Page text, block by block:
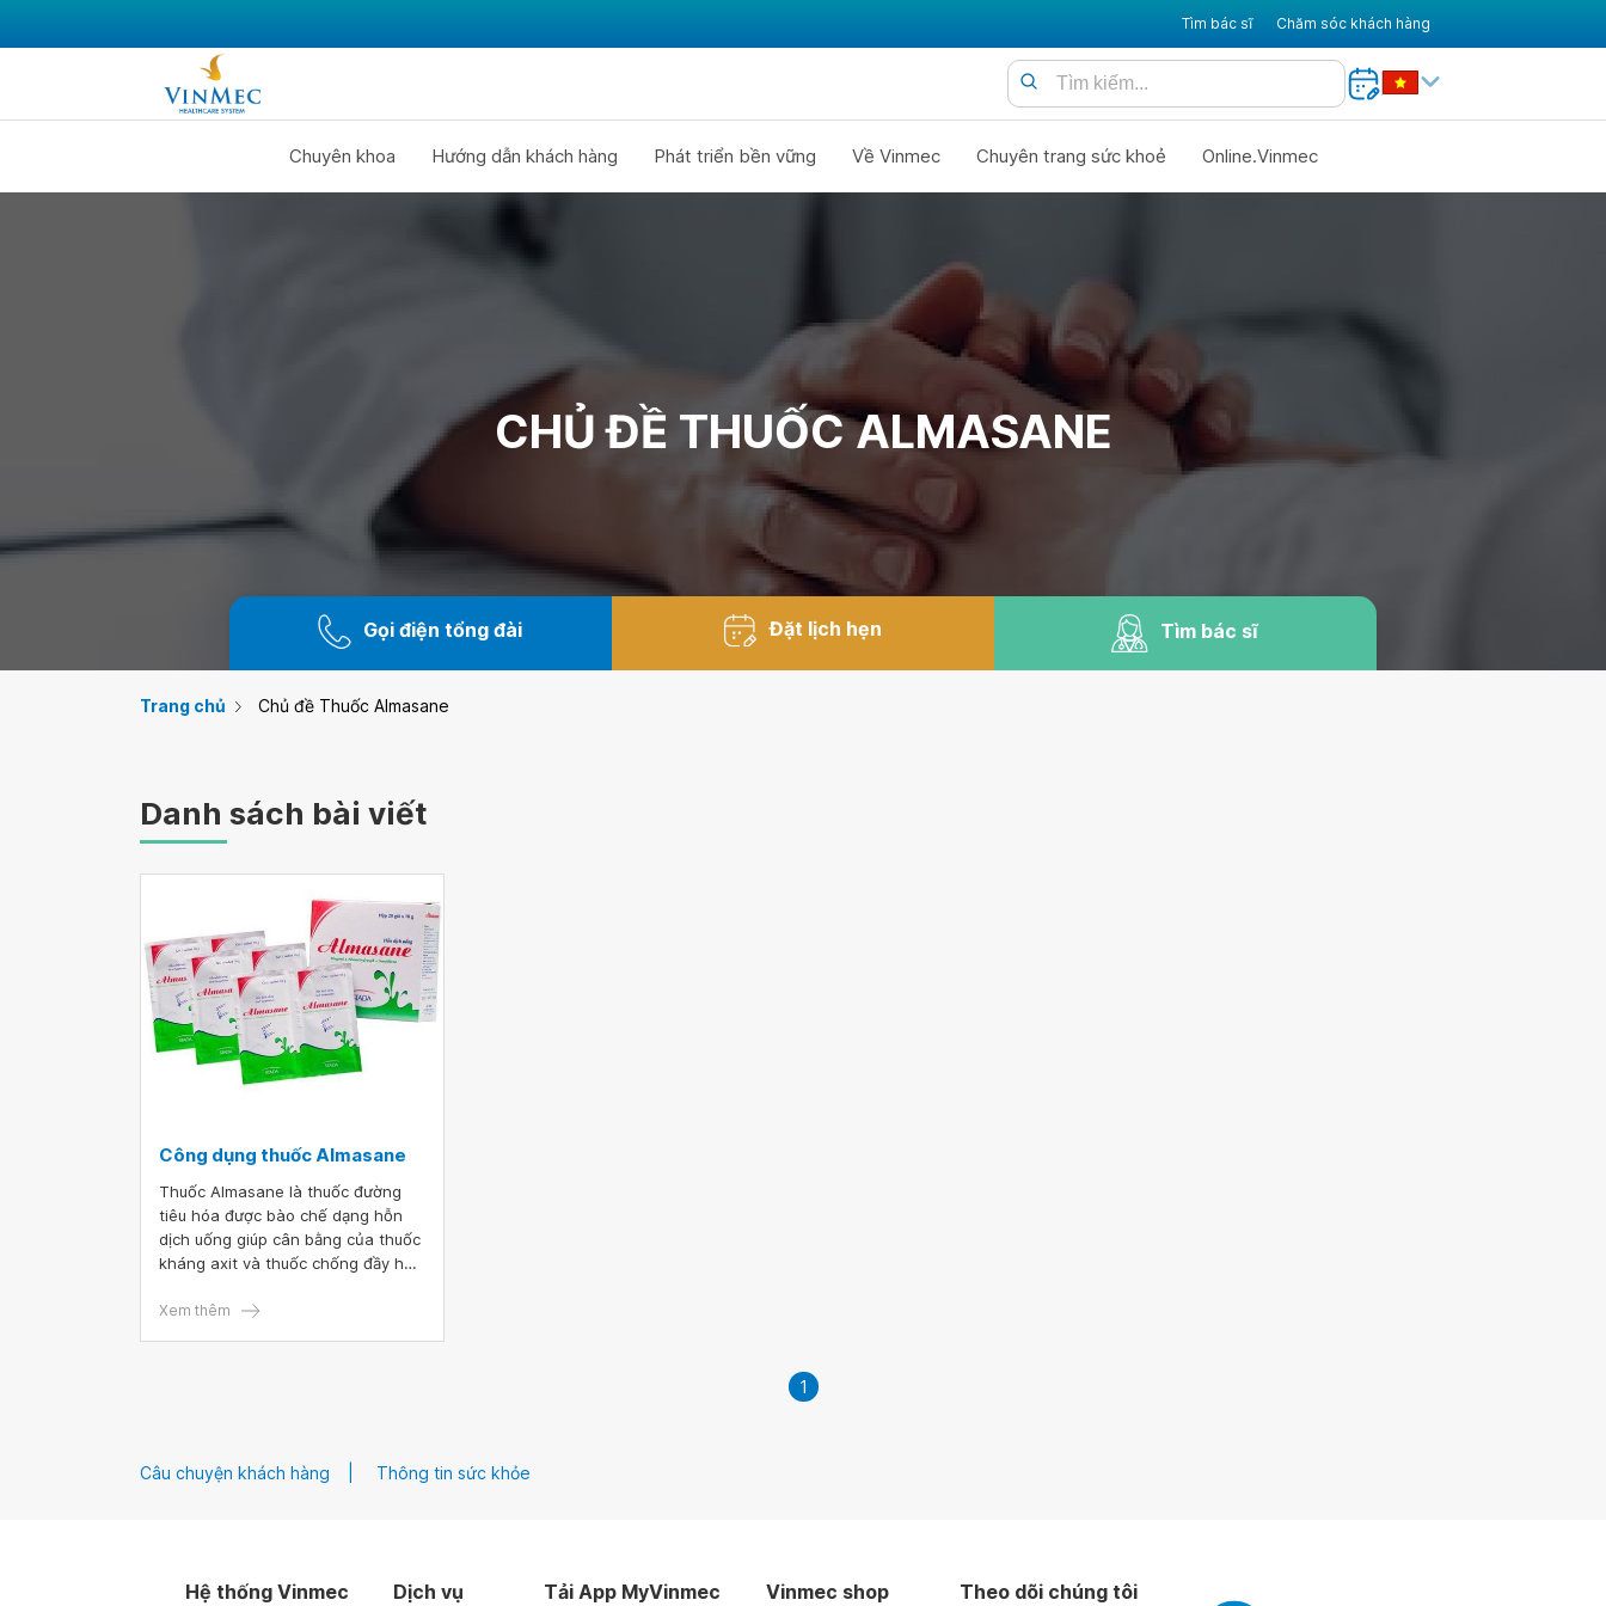
Tìm bác sĩ Chăm sóc khách hàng
Chuyên khoa Hướng dẫn khách hàng Phát triển bền vững Về Vinmec Chuyên trang sức khoẻ Online.Vinmec
CHỦ ĐỀ THUỐC ALMASANE
Gọi điện tổng đài Đặt lịch hẹn Tìm bác sĩ
Trang chủ Chủ đề Thuốc Almasane
Danh sách bài viết
Công dụng thuốc Almasane
Thuốc Almasane là thuốc đường
tiêu hóa được bào chế dạng hỗn
dịch uống giúp cân bằng của thuốc
kháng axit và thuốc chống đầy hơi.
Almasane là magnesi hydroxyd có
Xem thêm
1
Câu chuyện khách hàng Thông tin sức khỏe
Hệ thống Vinmec Dịch vụ Tải App MyVinmec Vinmec shop Theo dõi chúng tôi